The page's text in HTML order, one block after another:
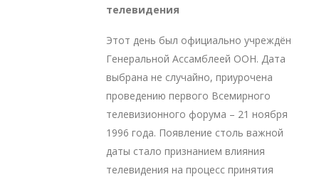
Этот день был официально учреждён
Генеральной Ассамблеей ООН. Дата
выбрана не случайно, приурочена
проведению первого Всемирного
телевизионного форума – 21 ноября
1996 года. Появление столь важной
даты стало признанием влияния
телевидения на процесс принятия